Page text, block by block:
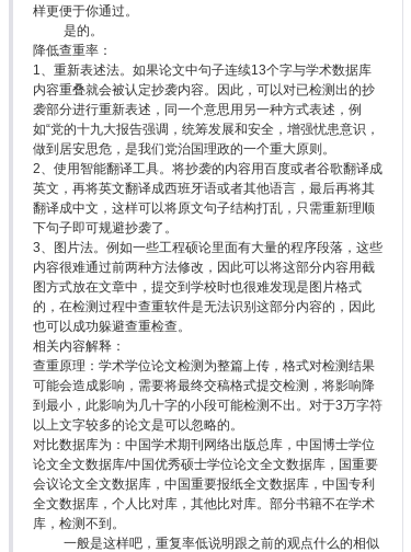
样更便于你通过。
是的。
降低查重率：
1、重新表述法。如果论文中句子连续13个字与学术数据库
内容重叠就会被认定抄袭内容。因此，可以对已检测出的抄
袭部分进行重新表述，同一个意思用另一种方式表述，例
如“党的十九大报告强调，统筹发展和安全，增强忧患意识，
做到居安思危，是我们党治国理政的一个重大原则。
2、使用智能翻译工具。将抄袭的内容用百度或者谷歌翻译成
英文，再将英文翻译成西班牙语或者其他语言，最后再将其
翻译成中文，这样可以将原文句子结构打乱，只需重新理顺
下句子即可规避抄袭了。
3、图片法。例如一些工程硕论里面有大量的程序段落，这些
内容很难通过前两种方法修改，因此可以将这部分内容用截
图方式放在文章中，提交到学校时也很难发现是图片格式
的，在检测过程中查重软件是无法识别这部分内容的，因此
也可以成功躲避查重检查。
相关内容解释：
查重原理：学术学位论文检测为整篇上传，格式对检测结果
可能会造成影响，需要将最终交稿格式提交检测，将影响降
到最小，此影响为几十字的小段可能检测不出。对于3万字符
以上文字较多的论文是可以忽略的。
对比数据库为：中国学术期刊网络出版总库，中国博士学位
论文全文数据库/中国优秀硕士学位论文全文数据库，国重要
会议论文全文数据库，中国重要报纸全文数据库，中国专利
全文数据库，个人比对库，其他比对库。部分书籍不在学术
库，检测不到。
一般是这样吧，重复率低说明跟之前的观点什么的相似